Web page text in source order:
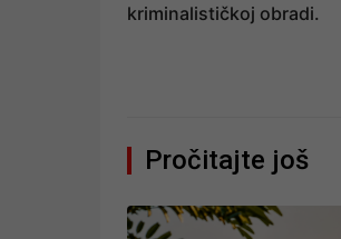
kriminalističkoj obradi.
Pročitajte još